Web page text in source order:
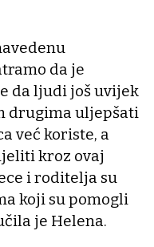
da je
da ljudi još uvijek
drugima uljepšati
već koriste, a
kroz ovaj
i roditelja su
koji su pomogli
je Helena.